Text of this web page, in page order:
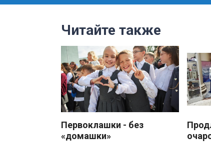
Читайте также
Первоклашки - без
«домашки»